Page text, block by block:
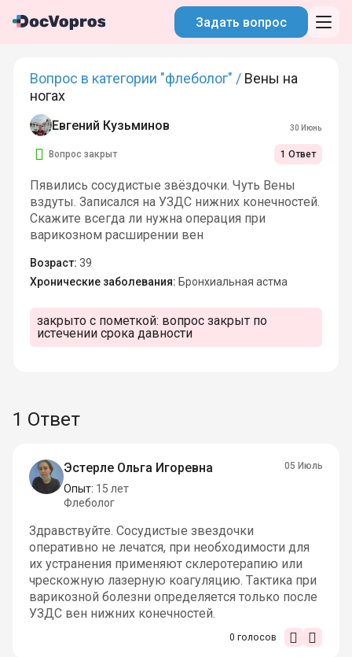
Задать вопрос
Вопрос в категории "флеболог" / Вены на
ногах
Евгений Кузьминов 30 Июнь
Вопрос закрыт 1 Ответ
Пявились сосудистые звёздочки. Чуть Вены
вздуты. Записался на УЗДС нижних конечностей.
Скажите всегда ли нужна операция при
варикозном расширении вен
Возраст: 39
Хронические заболевания: Бронхиальная астма
закрыто с пометкой: вопрос закрыт по
истечении срока давности
1 Ответ
Эстерле Ольга Игоревна
Опыт: 15 лет
Флеболог
05 Июль
Здравствуйте. Сосудистые звездочки
оперативно не лечатся, при необходимости для
их устранения применяют склеротерапию или
чрескожную лазерную коагуляцию. Тактика при
варикозной болезни определяется только после
УЗДС вен нижних конечностей.
0 голосов